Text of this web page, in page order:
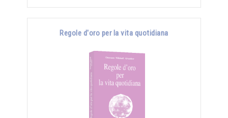
Regole d'oro per la vita quotidiana